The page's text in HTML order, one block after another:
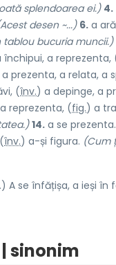
splendoarea ei.) 4.
desen ~...) 6. a
tablou bucuria muncii.)
închipui, a reprezenta,
prezenta, a relata, a
(înv.) a depinge, a
reprezenta, (fig.) a
14. a se prezenta.
înv.) a-și figura. (Cum
A se înfățișa, a ieși în
sinonim